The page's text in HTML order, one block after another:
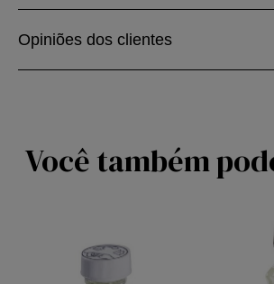
Opiniões dos clientes
Você também